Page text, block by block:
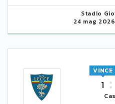
Stadio
24 mag
1
VINCE